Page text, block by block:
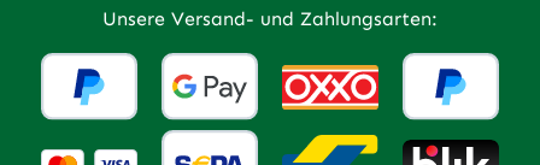
Unsere Versand- und Zahlungsarten: